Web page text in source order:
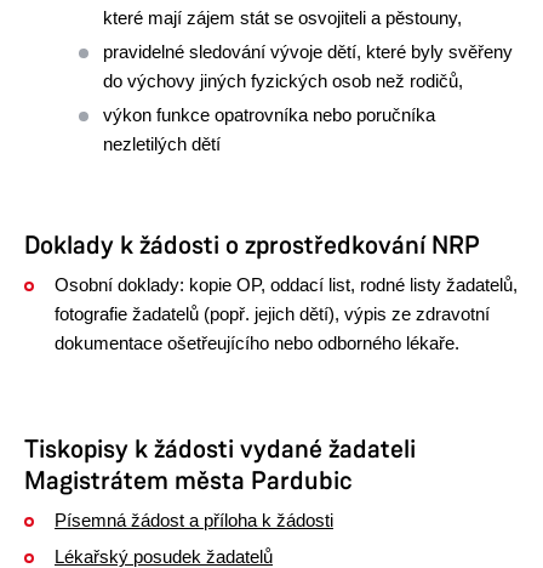
které mají zájem stát se osvojiteli a pěstouny,
pravidelné sledování vývoje dětí, které byly svěřeny
do výchovy jiných fyzických osob než rodičů,
výkon funkce opatrovníka nebo poručníka
nezletilých dětí
Doklady k žádosti o zprostředkování NRP
Osobní doklady: kopie OP, oddací list, rodné listy žadatelů,
fotografie žadatelů (popř. jejich dětí), výpis ze zdravotní
dokumentace ošetřeujícího nebo odborného lékaře.
Tiskopisy k žádosti vydané žadateli
Magistrátem města Pardubic
Písemná žádost a příloha k žádosti
Lékařský posudek žadatelů